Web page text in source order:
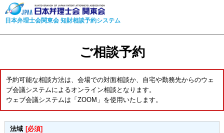
日本弁理士会関東会 知財相談予約システム
ご相談予約
予約可能な相談方法は、会場での対面相談か、自宅や勤務先からのウェ
ブ会議システムによるオンライン相談となります。
ウェブ会議システムは「ZOOM」を使用いたします。
法域 [必須]